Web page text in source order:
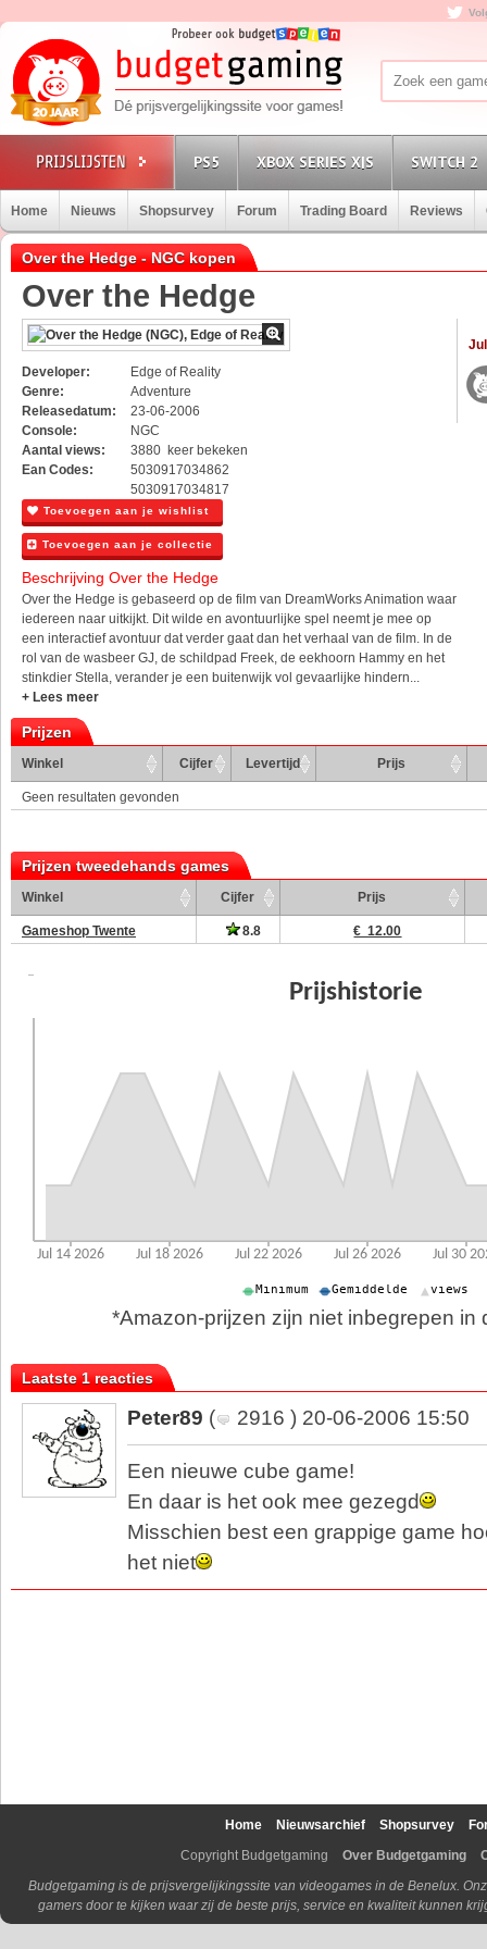
PS5 XBOX SERIES X|S SWITCH 2
Home Nieuws Shopsurvey Forum Trading Board Reviews
Over the Hedge - NGC kopen
Over the Hedge
Developer:
Edge of Reality
Genre:
Adventure
Releasedatum:
23-06-2006
Console:
NGC
Aantal views:
3880 keer bekeken
Ean Codes:
5030917034862
5030917034817
Toevoegen aan je wishlist
Toevoegen aan je collectie
Beschrijving Over the Hedge
Over the Hedge is gebaseerd op de film van DreamWorks Animation waar
iedereen naar uitkijkt. Dit wilde en avontuurlijke spel neemt je mee op
een interactief avontuur dat verder gaat dan het verhaal van de film. In de
rol van de wasbeer GJ, de schildpad Freek, de eekhoorn Hammy en het
stinkdier Stella, verander je een buitenwijk vol gevaarlijke hindern...
+ Lees meer
Prijzen
Winkel Cijfer Levertijd Prijs
Geen resultaten gevonden
Prijzen tweedehands games
Winkel Cijfer Prijs
Gameshop Twente 8.8 € 12.00
*Amazon-prijzen zijn niet inbegrepen in
Laatste 1 reacties
Peter89 ( 2916 ) 20-06-2006 15:50
Een nieuwe cube game!
En daar is het ook mee gezegd
Misschien best een grappige game
het niet
Home Nieuwsarchief Shopsurvey
Copyright Budgetgaming
Over Budgetgaming
Budgetgaming is de prijsvergelijkingssite van videogames in de Benelux.
gamers door te kijken waar zij de beste prijs, service en kwaliteit kunnen